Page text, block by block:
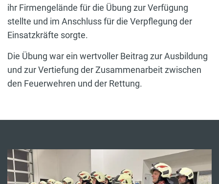
ihr Firmengelände für die Übung zur Verfügung
stellte und im Anschluss für die Verpflegung der
Einsatzkräfte sorgte.
Die Übung war ein wertvoller Beitrag zur Ausbildung
und zur Vertiefung der Zusammenarbeit zwischen
den Feuerwehren und der Rettung.